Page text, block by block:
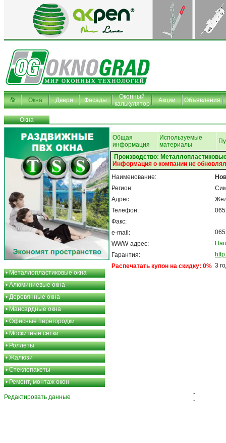
Окна Двери Фасады
Оконный
калькулятор
Акции Объявления
Окна
•Металлопластиковые окна
•Алюминиевые окна
•Деревянные окна
•Мансардные окна
•Офисные перегородки
•Москитные сетки
•Роллеты
•Жалюзи
•Стеклопакеты
•Ремонт, монтаж окон
Общая
информация
Используемые
материалы
Производство:
Информация о компании не
Наименование:
Регион:
Адрес:
Телефон:
Факс:
e-mail:
WWW-адрес:
Гарантия:
Распечатать купон на скидку: 0% 3
Редактировать данные
-
-